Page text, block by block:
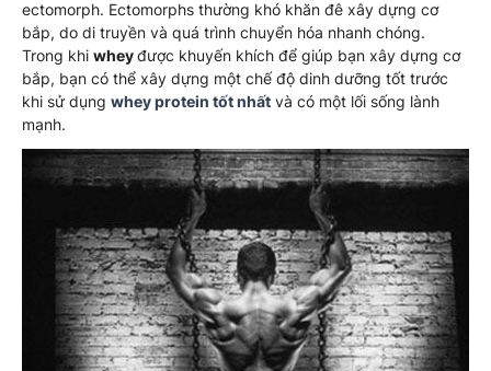
ectomorph. Ectomorphs thường khó khăn đê xây dựng cơ
bắp, do di truyền và quá trình chuyển hóa nhanh chóng.
Trong khi wheyđược khuyến khích để giúp bạn xây dựng cơ
bắp, bạn có thể xây dựng một chế độ dinh dưỡng tốt trước
khi sử dụng whey protein tốt nhất và có một lối sống lành
mạnh.